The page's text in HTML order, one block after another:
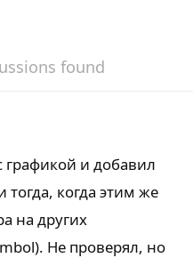
found
графикой и добавил
когда этим же
на других
Не проверял, но